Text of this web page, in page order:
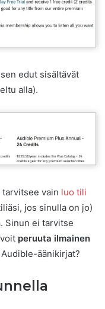
edut sisältävät
alla).
vain luo tili
jos sinulla on jo)
Sinun ei tarvitse
peruuta ilmainen
äänikirjat?